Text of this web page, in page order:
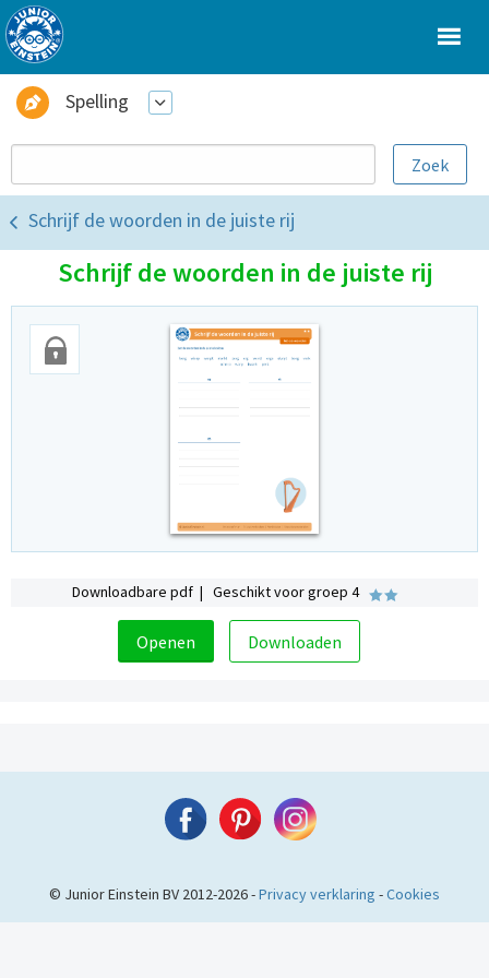
Spelling
Schrijf de woorden in de juiste rij
Schrijf de woorden in de juiste rij
Downloadbare pdf | Geschikt voor groep 4
Openen Downloaden
© Junior Einstein BV 2012-2026 -Privacy verklaring -Cookies